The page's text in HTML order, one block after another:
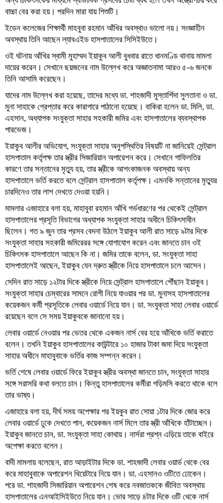
বাচ্চা বের করা হয়। পরদিন মারা যায় শিশুটি।
ইডেন কলেজের শিক্ষার্থী মাহবুবা রহমান আঁখির অবস্থাও ভালো নয়। সংজ্ঞাহীন
অবস্থায় তিনি আছেন ল্যাবএইড হাসপাতালের সিসিইউতে।
ওই ঘটনায় আঁখির স্বামী মুহাম্মদ ইয়াকুব আলী বুধবার রাতে ধানমণ্ডি থানায় মামলা
দায়ের করেন। সেখানে ছয়জনের নাম উল্লেখ করে অজ্ঞাতনামা আরও ৫-৬ জনকে
তিনি আসামি করেছেন।
যাদের নাম উল্লেখ করা হয়েছে, তাদের মধ্যে ডা. শাহজাদী মুস্তার্শিদা সুলতানা ও ডা.
মুনা সাহাকে গ্রেপ্তার করে কারাগারে পাঠানো হয়েছে। বাকিরা হলেন ডা. মিলি, ডা.
এহসান, অধ্যাপক সংযুক্তা সাহার সহকারী জমির এবং হাসপাতালের ব্যবস্থাপক
পারভেজ।
ইয়াকুব আলীর অভিযোগ, সংযুক্তা সাহার অনুপস্থিতির বিষয়টি না জানিয়েই সেন্ট্রাল
হাসপাতাল কর্তৃপক্ষ তার স্ত্রীর সিজারিয়ান অপারেশন করে। সেখানে গাফিলতির
কারণে তার সন্তানের মৃত্যু হয়, তার স্ত্রীকে আশংকাজনক অবস্থায় অন্য
হাসপাতালে ভর্তি করতে বলে সেন্ট্রাল হাসপাতাল কর্তৃপক্ষ। এমনকি সন্তানের মৃত্যুর
চারদিনেও তার লাশ দেখতে দেওয়া হয়নি।
মামলার এজাহারে বলা হয়, মাহাবুবা রহমান আঁখি গর্ভধারণের পর থেকেই সেন্ট্রাল
হাসপাতালের প্রসূতি বিভাগের অধ্যাপক সংযুক্তা সাহার অধীনে চিকিৎসাধীন
ছিলেন। গত ৯ জুন তার প্রসব বেদনা উঠলে ইয়াকুব আলী রাত সাড়ে ৯টার দিকে
সংযুক্তা সাহার সহকারী জমিরেরর সঙ্গে যোগাযোগ করেন এবং জানতে চান ওই
চিকিৎসক হাসপাতালে আছেন কি না। জমির তাকে বলেন, ডা. সংযুক্তা সাহা
হাসপাতালেই আছেন, ইয়াকুব যেন দ্রুত স্ত্রীকে নিয়ে হাসপাতালে চলে আসেন।
সেদিন রাত সাড়ে ১২টার দিকে স্ত্রীকে নিয়ে সেন্ট্রাল হাসপাতালে পৌঁছান ইয়াকুব।
সংযুক্তা সাহার চেম্বারের সামনে রোগী নিয়ে যাওয়ার পর ডা. মুনাসহ হাসপাতালের
কয়েকজন কর্মী প্রসূতিকে লেবার ওয়ার্ডে নিয়ে যান। ডা. সংযুক্তা সাহা লেবার ওয়ার্ডে
রয়েছেন বলে সে সময় ইয়াকুবকে জানানো হয়।
লেবার ওয়ার্ডে নেওয়ার পর ভেতর থেকে একজন নার্স বের হয়ে আঁখিকে ভর্তি করাতে
বলেন। তখনি ইয়াকুব হাসপাতালের কাউন্টারে ১০ হাজার টাকা জমা দিয়ে সংযুক্তা
সাহার অধীনে মাহাবুবাকে ভর্তির কাজ সম্পন্ন করেন।
ভর্তি শেষে লেবার ওয়ার্ডে ফিরে ইয়াকুব স্ত্রীর অবস্থা জানতে চান, সংযুক্তা সাহার
সঙ্গে সরাসরি কথা বলতে চান। কিন্তু হাসপাতালের কর্মীরা গড়িমসি করতে থাকে বলে
তার ভাষ্য।
এজাহারে বলা হয়, দীর্ঘ সময় অপেক্ষার পর ইয়কুব রাত সোয়া ১টার দিকে জোর করে
লেবার ওয়ার্ডে ঢুকে দেখতে পান, কয়েকজন নার্স মিলে তার স্ত্রী আঁখিকে হাঁটাচ্ছেন।
ইয়াকুব জানতে চান, ডা. সংযুক্তা সাহা কোথায়। নার্সরা প্রশ্ন এড়িয়ে তাকে বাইরে
অপেক্ষা করতে বলেন।
বাদী মামলায় বলেছেন, রাত আড়াইটার দিকে ডা. শাহজাদী লেবার ওয়ার্ড থেকে বের
করে মাহাবুবাকে অপারেশন থিয়েটারে নিয়ে যান। ডা. এহসানও ওটিতে ঢোকেন।
পরে ডা. শাহজাদী সিজারিয়ান অপারেশন শেষ করে নবজাতককে জীবিত অবস্থায়
হাসপাতালের এনআইসিইউতে নিয়ে যান। ভোর সাড়ে ৪টার দিকে ওটি থেকে নার্স